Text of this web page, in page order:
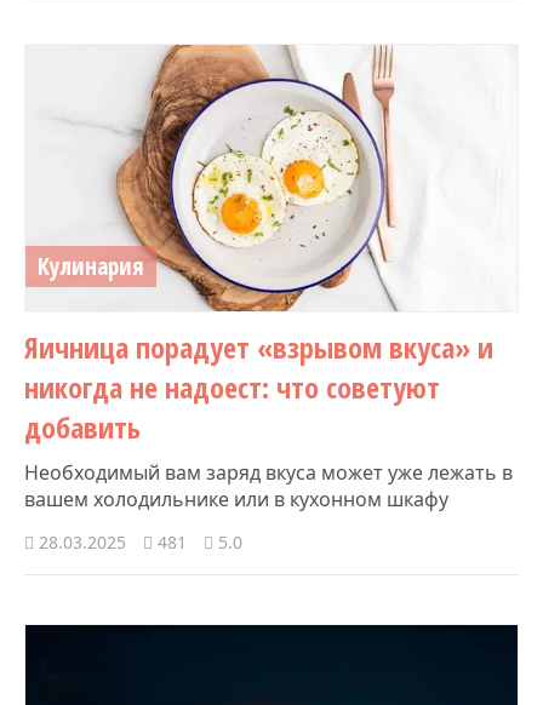
Кулинария
Яичница порадует «взрывом вкуса» и
никогда не надоест: что советуют
добавить
Необходимый вам заряд вкуса может уже лежать в
вашем холодильнике или в кухонном шкафу
28.03.2025 481 5.0